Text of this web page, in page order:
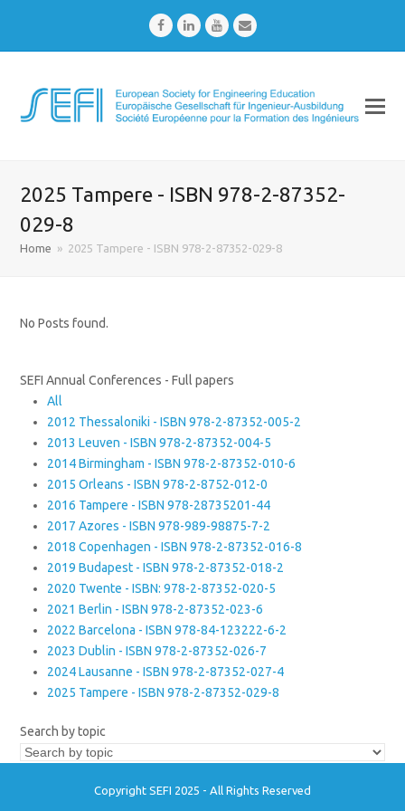
FacebookLinkedInYoutubeEmail
2025 Tampere - ISBN 978-2-87352-
029-8
Home » 2025 Tampere - ISBN 978-2-87352-029-8
No Posts found.
SEFI Annual Conferences - Full papers
All
2012 Thessaloniki - ISBN 978-2-87352-005-2
2013 Leuven - ISBN 978-2-87352-004-5
2014 Birmingham - ISBN 978-2-87352-010-6
2015 Orleans - ISBN 978-2-8752-012-0
2016 Tampere - ISBN 978-28735201-44
2017 Azores - ISBN 978-989-98875-7-2
2018 Copenhagen - ISBN 978-2-87352-016-8
2019 Budapest - ISBN 978-2-87352-018-2
2020 Twente - ISBN: 978-2-87352-020-5
2021 Berlin - ISBN 978-2-87352-023-6
2022 Barcelona - ISBN 978-84-123222-6-2
2023 Dublin - ISBN 978-2-87352-026-7
2024 Lausanne - ISBN 978-2-87352-027-4
2025 Tampere - ISBN 978-2-87352-029-8
Search by topic
Copyright SEFI 2025 - All Rights Reserved